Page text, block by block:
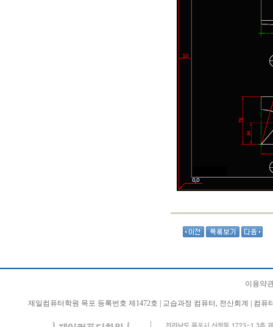
이용약
제일컴퓨터학원 목포 등록번호 제1472호 | 교습과정 컴퓨터, 전산회계 | 컴